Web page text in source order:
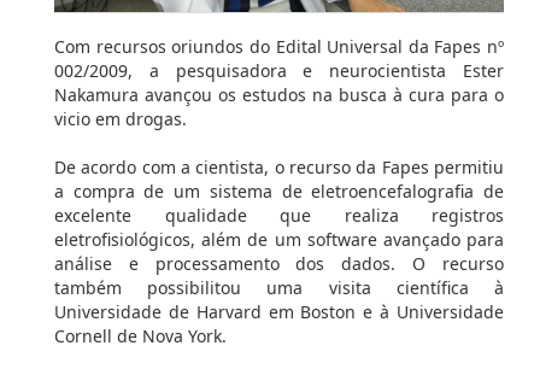
Com recursos oriundos do Edital Universal da Fapes nº
002/2009, a pesquisadora e neurocientista Ester
Nakamura avançou os estudos na busca à cura para o
vicio em drogas.
De acordo com a cientista, o recurso da Fapes permitiu
a compra de um sistema de eletroencefalografia de
excelente qualidade que realiza registros
eletrofisiológicos, além de um software avançado para
análise e processamento dos dados. O recurso
também possibilitou uma visita científica à
Universidade de Harvard em Boston e à Universidade
Cornell de Nova York.